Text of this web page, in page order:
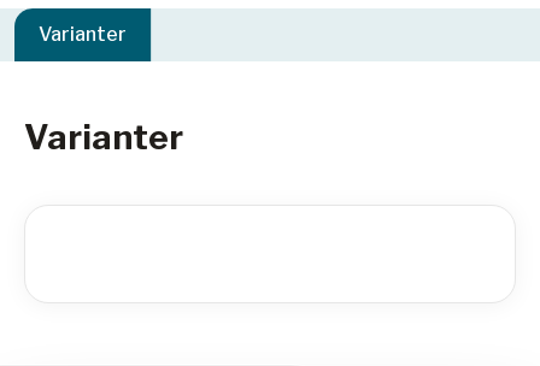
Varianter
Varianter